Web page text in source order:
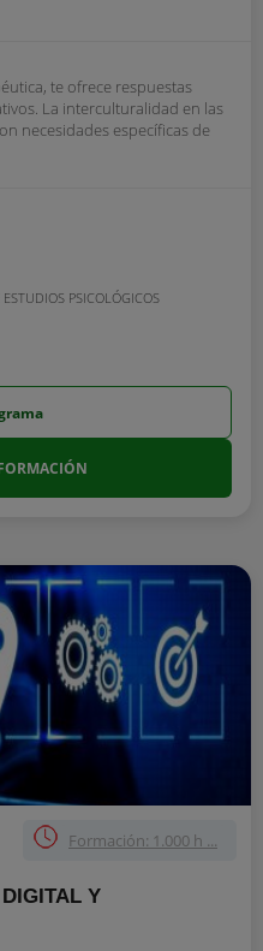
te ofrece respuestas
La interculturalidad en las
necesidades específicas de
PSICOLÓGICOS
Formación: 1.000 h ...
Y